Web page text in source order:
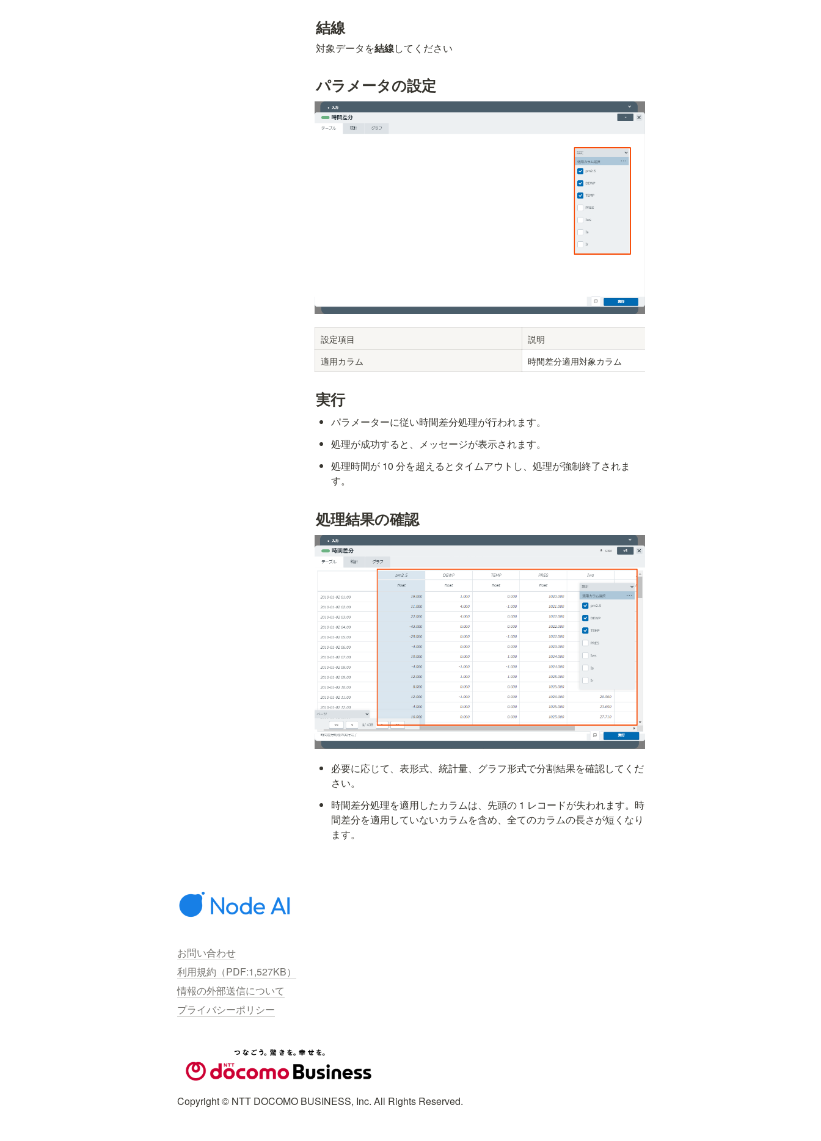
結線
対象データを結線してください
パラメータの設定
設定項目
説明
適用カラム
時間差分適用対象カラム
実行
パラメーターに従い時間差分処理が行われます。
処理が成功すると、メッセージが表示されます。
処理時間が 10 分を超えるとタイムアウトし、処理が強制終了されま
す。
処理結果の確認
必要に応じて、表形式、統計量、グラフ形式で分割結果を確認してくだ
さい。
時間差分処理を適用したカラムは、先頭の 1 レコードが失われます。時
間差分を適用していないカラムを含め、全てのカラムの長さが短くなり
ます。
お問い合わせ
利用規約（PDF:1,527KB）
情報の外部送信について
プライバシーポリシー
Copyright © NTT DOCOMO BUSINESS, Inc. All Rights Reserved.